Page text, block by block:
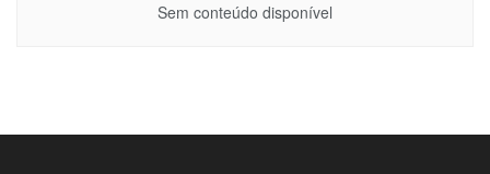
Sem conteúdo disponível